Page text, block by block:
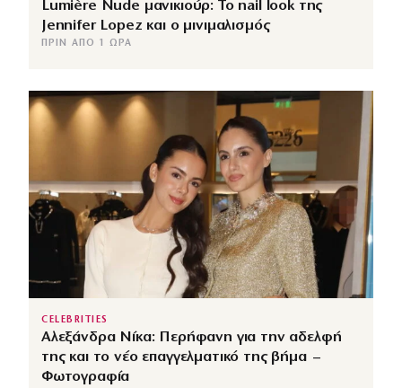
Lumière Nude μανικιούρ: Το nail look της
Jennifer Lopez και ο μινιμαλισμός
ΠΡΙΝ ΑΠΌ 1 ΏΡΑ
CELEBRITIES
Αλεξάνδρα Νίκα: Περήφανη για την αδελφή
της και το νέο επαγγελματικό της βήμα –
Φωτογραφία